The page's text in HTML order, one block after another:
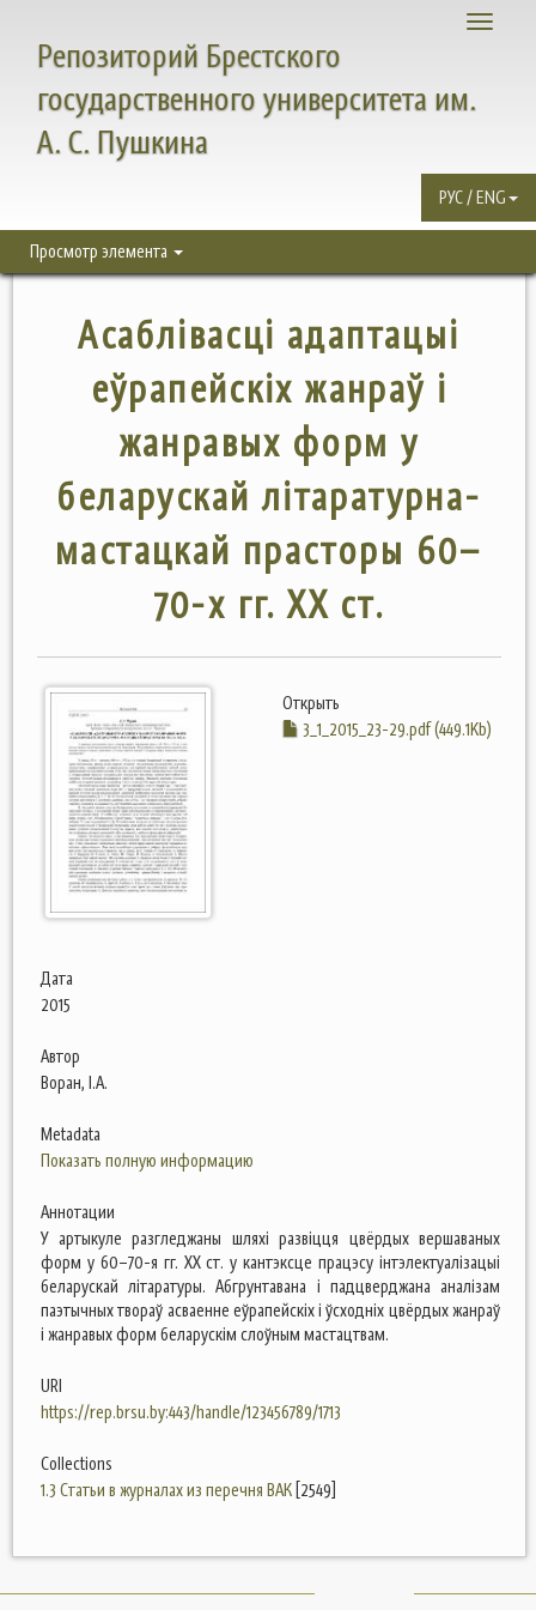
Toggle
Репозиторий Брестского
государственного университета им.
А. С. Пушкина
РУС / ENG
Просмотр элемента
Асаблівасці адаптацыі
еўрапейскіх жанраў і
жанравых форм у
беларускай літаратурна-
мастацкай прасторы 60–
70-х гг. XX ст.
Открыть
3_1_2015_23-29.pdf (449.1Kb)
Дата
2015
Автор
Воран, І.А.
Metadata
Показать полную информацию
Аннотации
У артыкуле разгледжаны шляхі развіцця цвёрдых вершаваных
форм у 60–70-я гг. ХХ ст. у кантэксце працэсу інтэлектуалізацыі
беларускай літаратуры. Абгрунтавана і падцверджана аналізам
паэтычных твораў асваенне еўрапейскіх і ўсходніх цвёрдых жанраў
і жанравых форм беларускім слоўным мастацтвам.
URI
https://rep.brsu.by:443/handle/123456789/1713
Collections
1.3 Статьи в журналах из перечня ВАК [2549]